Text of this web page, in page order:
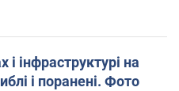
і інфраструктурі на
і поранені. Фото